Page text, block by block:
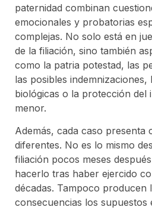
paternidad combinan
emocionales y probatorias
complejas. No solo está en
de la filiación, sino también
como la patria potestad, las
las posibles
biológicas o la protección del
menor.
Además, cada caso presenta
diferentes. No es lo mismo
filiación pocos meses
hacerlo tras haber ejercido
décadas. Tampoco producen
consecuencias los supuestos